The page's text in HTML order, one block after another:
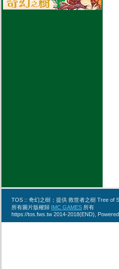
TOS :: 奇幻之樹；提供 救世者之樹 Tree of
所有圖片版權歸 IMC GAMES 所有
https://tos.fws.tw 2014-2018(END),